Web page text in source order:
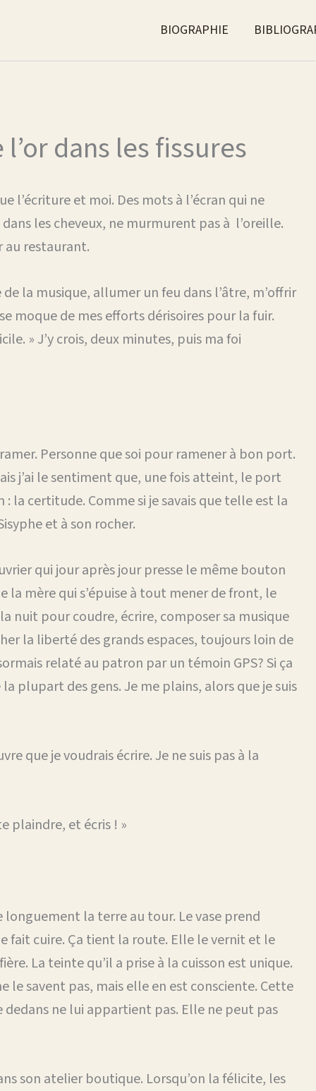
BIOGRAPHIE
dans les fissures
l’écriture et moi. Des mots à l’écran qui ne
les cheveux, ne murmurent pas à l’oreille.
au restaurant.
la musique, allumer un feu dans l’âtre, m’offrir
moque de mes efforts dérisoires pour la fuir.
» J’y crois, deux minutes, puis ma foi
Personne que soi pour ramener à bon port.
j’ai le sentiment que, une fois atteint, le port
la certitude. Comme si je savais que telle est la
et à son rocher.
qui jour après jour presse le même bouton
la mère qui s’épuise à tout mener de front, le
nuit pour coudre, écrire, composer sa musique
la liberté des grands espaces, toujours loin de
relaté au patron par un témoin GPS? Si ça
plupart des gens. Je me plains, alors que je suis
que je voudrais écrire. Je ne suis pas à la
plaindre, et écris ! »
la terre au tour. Le vase prend
fait cuire. Ça tient la route. Elle le vernit et le
La teinte qu’il a prise à la cuisson est unique.
le savent pas, mais elle en est consciente. Cette
ne lui appartient pas. Elle ne peut pas
son atelier boutique. Lorsqu’on la félicite, les